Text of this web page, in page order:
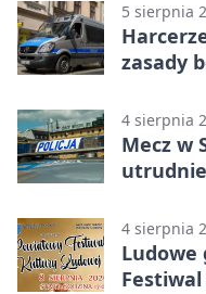
5 sierpnia
zasady
4 sierpnia
Mecz w
4 sierpnia
Ludowe
Festiwal